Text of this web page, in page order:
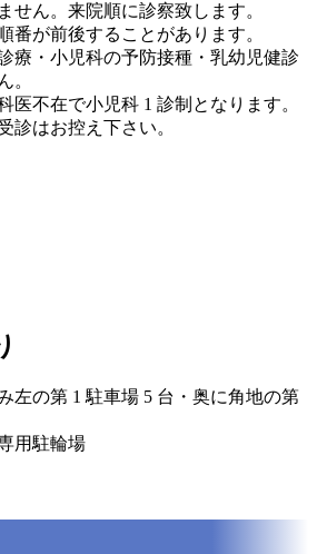
せん。来院順に診察致します。
番が前後することがあります。
療・小児科の予防接種・乳幼児健診
。
医不在で小児科 1 診制となります。
診はお控え下さい。
左の第 1 駐車場 5 台・奥に角地の第
用駐輪場